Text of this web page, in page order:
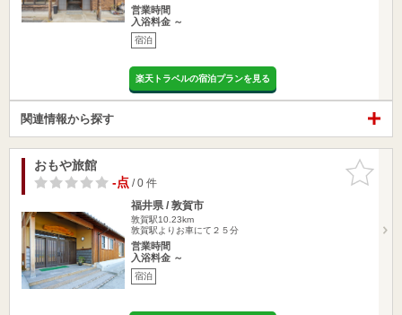
営業時間
入浴料金 ～
宿泊
楽天トラベルの宿泊プランを見る
関連情報から探す
お気に入
りに追加
おもや旅館
-点/ 0 件
福井県 / 敦賀市
敦賀駅10.23km
敦賀駅よりお車にて２５分
営業時間
入浴料金 ～
宿泊